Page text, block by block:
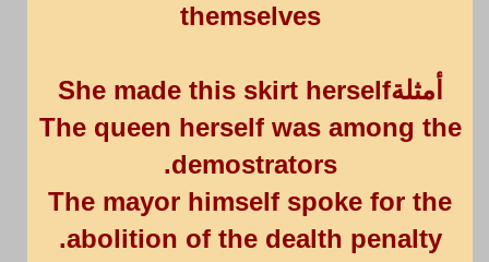
themselves
أمثلةShe made this skirt herself
The queen herself was among the
demostrators.
The mayor himself spoke for the
abolition of the dealth penalty.